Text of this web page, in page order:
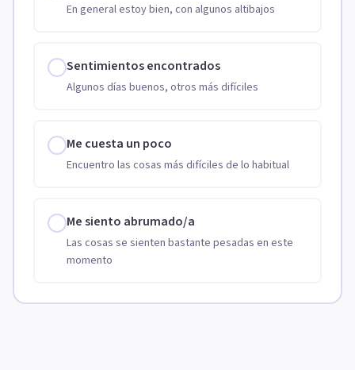
En general estoy bien, con algunos altibajos
Sentimientos encontrados
Algunos días buenos, otros más difíciles
Me cuesta un poco
Encuentro las cosas más difíciles de lo habitual
Me siento abrumado/a
Las cosas se sienten bastante pesadas en este
momento